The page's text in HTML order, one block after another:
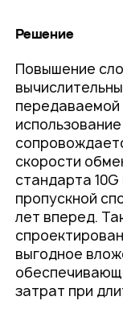
Решение
Повышение
скорости
стандарта
пропускной
лет вперед.
выгодное
затрат при